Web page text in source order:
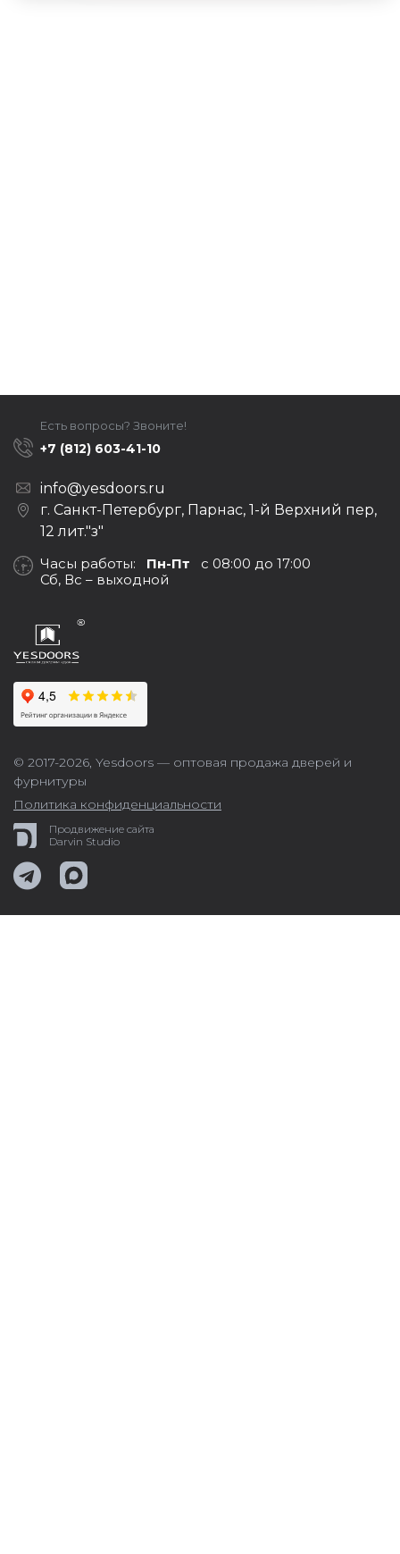
© 2017-2026, Yesdoors — оптовая продажа дверей и
фурнитуры
Политика конфиденциальности
Продвижение сайта
Darvin Studio
Есть вопросы? Звоните!
+7 (812) 603-41-10
info@yesdoors.ru
г. Санкт-Петербург, Парнас, 1-й Верхний пер,
12 лит."з"
Часы работы: Пн-Пт с 08:00 до 17:00
Сб, Вс – выходной